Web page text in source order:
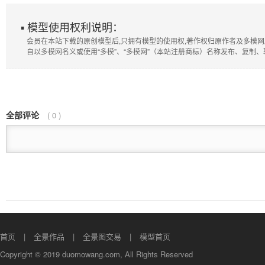
▪ 模型使用权利说明：
会员在本站下载的原创模型后,只拥有模型的使用权,著作权归原作者及多模
自以多模网名义或使用“多模”、“多模网”（本站注册商标）名称发布、复
全部评论 ( 0 )
首页 全景作品 全景图交易
模型首页
Copyright © 2019 duomowang.com, All Rights Reserved